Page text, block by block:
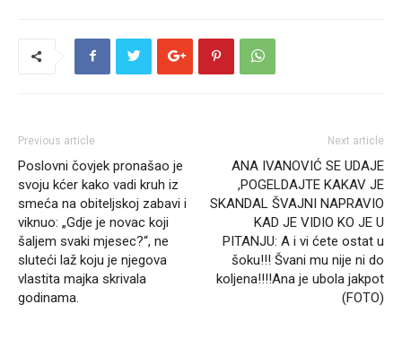
Previous article
Poslovni čovjek pronašao je
svoju kćer kako vadi kruh iz
smeća na obiteljskoj zabavi i
viknuo: „Gdje je novac koji
šaljem svaki mjesec?“, ne
sluteći laž koju je njegova
vlastita majka skrivala
godinama.
Next article
ANA IVANOVIĆ SE UDAJE
,POGELDAJTE KAKAV JE
SKANDAL ŠVAJNI NAPRAVIO
KAD JE VIDIO KO JE U
PITANJU: A i vi ćete ostat u
šoku!!! Švani mu nije ni do
koljena!!!!Ana je ubola jakpot
(FOTO)